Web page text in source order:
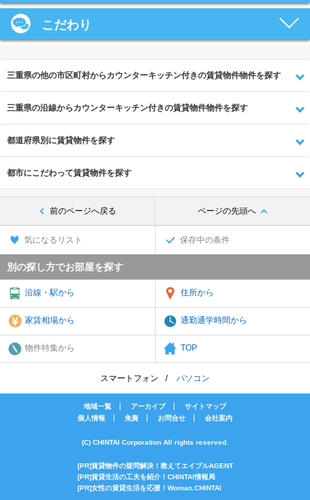
こだわり
三重県の他の市区町村からカウンターキッチン付きの賃貸物件物件を探す
三重県の沿線からカウンターキッチン付きの賃貸物件物件を探す
都道府県別に賃貸物件を探す
都市にこだわって賃貸物件を探す
前のページへ戻る ページの先頭へ
気になるリスト 保存中の条件
別の探し方でお部屋を探す
沿線・駅から 住所から
家賃相場から 通勤通学時間から
物件特集から TOP
スマートフォン パソコン
地域一覧 アーカイブ
サイトマップ
個人情報
免責 お問合せ 会社案内
(C) CHINTAI Corporation All rights reserved.
[PR]賃貸物件の疑問解決！教えてエイブルAGENT
[PR]賃貸生活の工夫を紹介！CHINTAI情報局
[PR]女性の賃貸生活を応援！Woman.CHINTAI